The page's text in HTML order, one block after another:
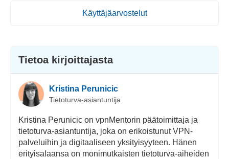
Käyttäjäarvostelut
Tietoa kirjoittajasta
Kristina Perunicic
Tietoturva-asiantuntija
Kristina Perunicic on vpnMentorin päätoimittaja ja
tietoturva-asiantuntija, joka on erikoistunut VPN-
palveluihin ja digitaaliseen yksityisyyteen. Hänen
erityisalaansa on monimutkaisten tietoturva-aiheiden